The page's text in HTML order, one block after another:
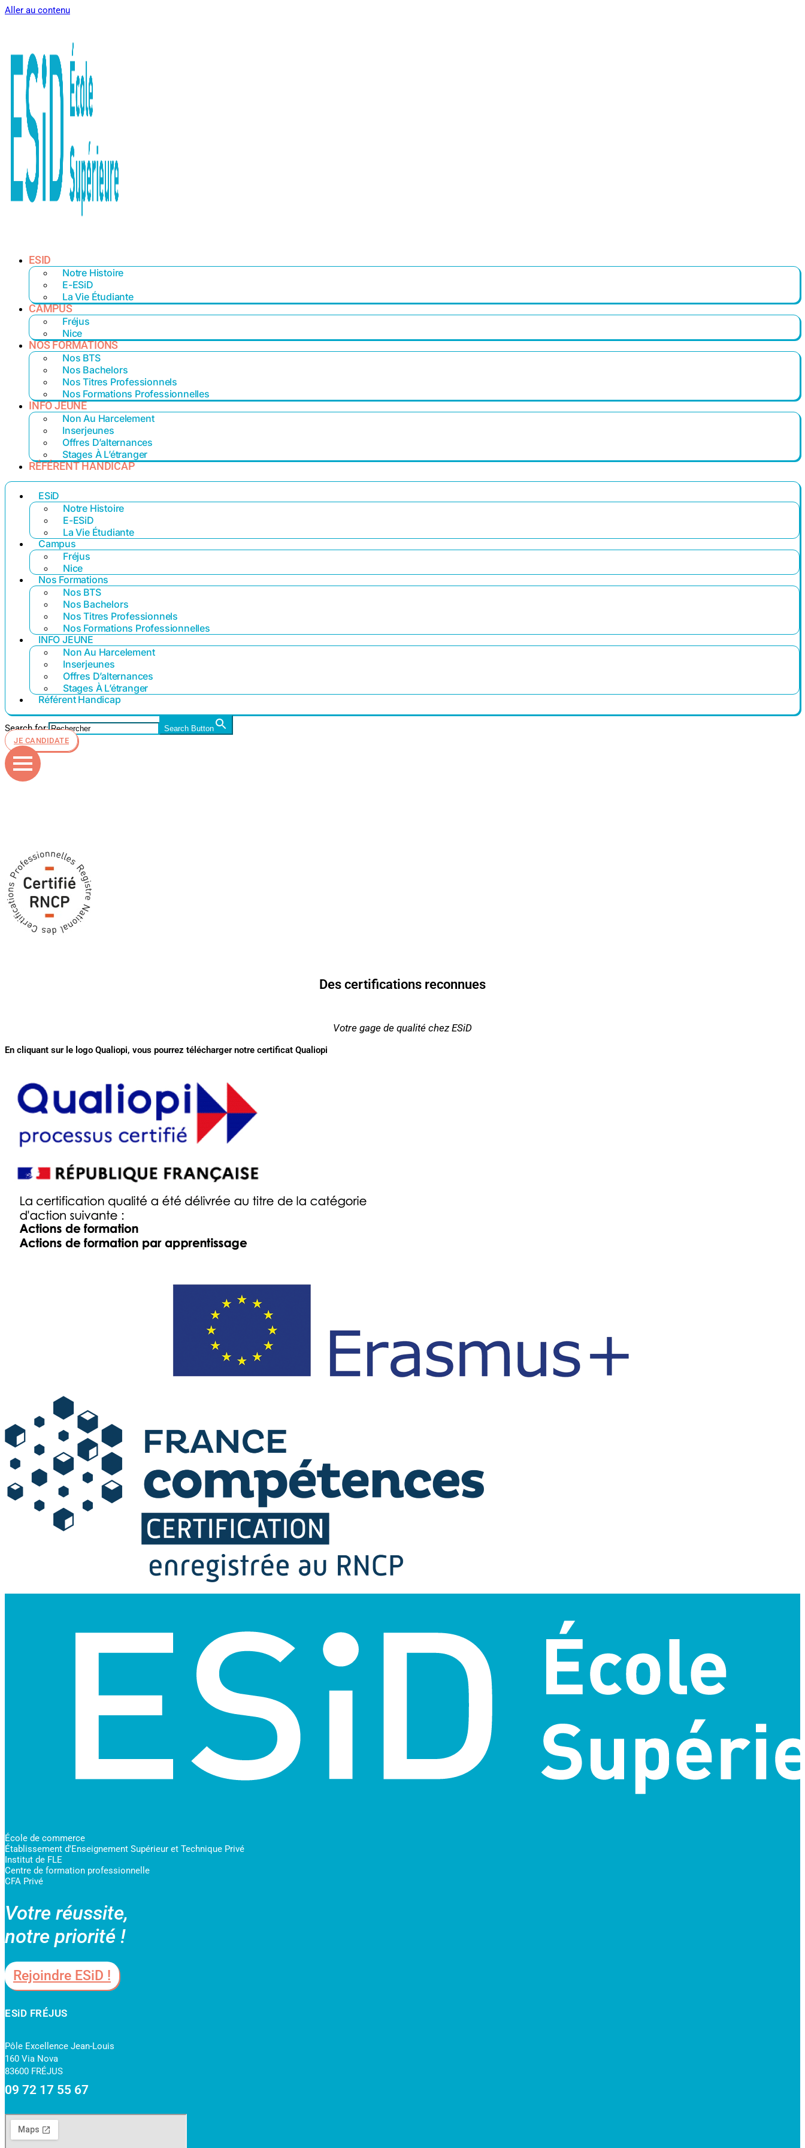
Aller au contenu
ESID
Notre Histoire
E-ESiD
La Vie Étudiante
CAMPUS
Fréjus
Nice
NOS FORMATIONS
Nos BTS
Nos Bachelors
Nos Titres Professionnels
Nos Formations Professionnelles
INFO JEUNE
Non Au Harcelement
Inserjeunes
Offres D’alternances
Stages À L’étranger
RÉFÉRENT HANDICAP
ESiD
Notre Histoire
E-ESiD
La Vie Étudiante
Campus
Fréjus
Nice
Nos Formations
Nos BTS
Nos Bachelors
Nos Titres Professionnels
Nos Formations Professionnelles
INFO JEUNE
Non Au Harcelement
Inserjeunes
Offres D’alternances
Stages À L’étranger
Référent Handicap
Search for:
Search Button
JE CANDIDATE
Des certifications reconnues
Votre gage de qualité chez ESiD
En cliquant sur le logo Qualiopi, vous pourrez télécharger notre certificat Qualiopi
École de commerce
Établissement d'Enseignement Supérieur et Technique Privé
Institut de FLE
Centre de formation professionnelle
CFA Privé
Votre réussite,
notre priorité !
Rejoindre ESiD !
ESiD FRÉJUS
Pôle Excellence Jean-Louis
160 Via Nova
83600 FRÉJUS
09 72 17 55 67